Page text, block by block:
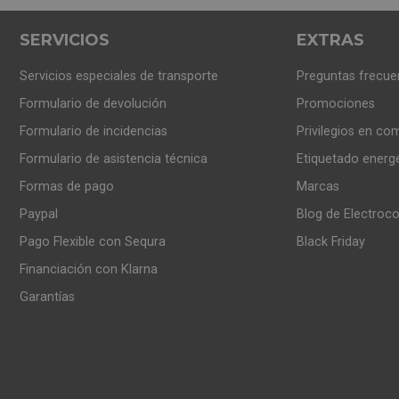
de frecuencia, mayor será la calidad del sonido final.
son altavoces específicos, sino que tienen una
en baja frecuencia, por lo que son mejores para sonidos
más bajas.
más especializados son los Tweeter, que te ayudará a
que es capaz de producir un altavoz. Este valor se
que soporta un altavoz antes de que el sonido llegue
SERVICIOS
Servicios especiales de transporte
Formulario de devolución
Formulario de incidencias
Formulario de asistencia técnica
Formas de pago
Paypal
Pago Flexible con Sequra
Financiación con Klarna
Garantías
EXTRAS
Preguntas
Promociones
Privilegios en
Etiquetado
Marcas
Blog de
Black Friday